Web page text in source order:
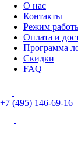
О нас
Контакты
Режим
Оплата и
Программа
Скидки
FAQ
+7 (495) 146-69-16